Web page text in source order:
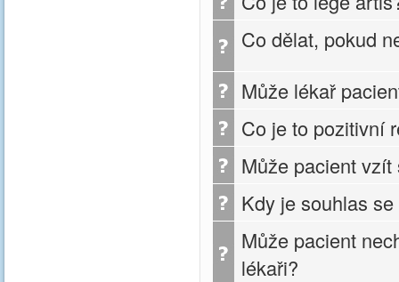
Co dělat, pokud
Může lékař
Co je to pozitivní
Může pacient
Kdy je souhlas
Může pacient
lékaři?